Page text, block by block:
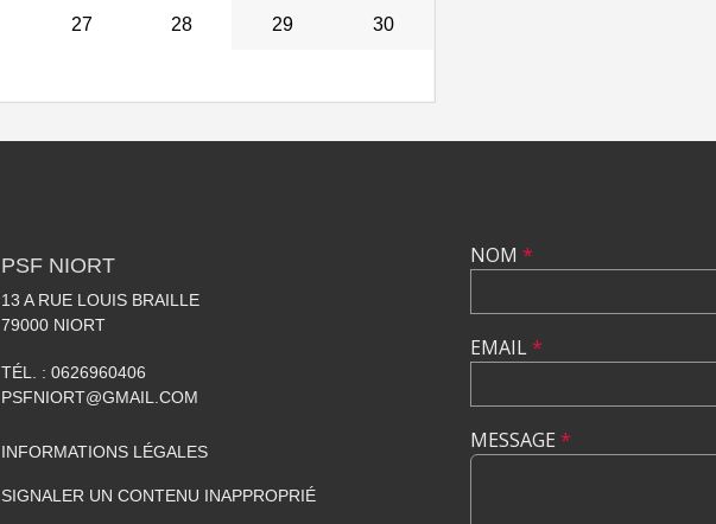
27 28 29 30
PSF NIORT
13 A RUE LOUIS BRAILLE
79000 NIORT
TÉL. : 0626960406
PSFNIORT@GMAIL.COM
INFORMATIONS LÉGALES
SIGNALER UN CONTENU INAPPROPRIÉ
NOM *
EMAIL*
MESSAGE *